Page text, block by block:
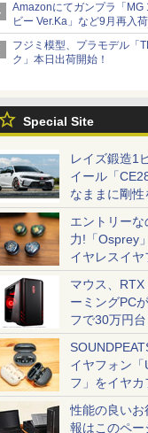
Amazonにてガンプラ「MG
ビー Ver.Ka」など9月再入
フジミ模型、プラモデル「
ク」本日出荷開始！
Special Site
レイズ鍛造1
イール「
なままに剛性
エントリー
力!「Osprey
イヤレスイヤ
一気に聴く
マウス、
ーミングPC
フで30万円台
イヤフォン「
フ」をイヤカ
性能の良い
報はこのペー